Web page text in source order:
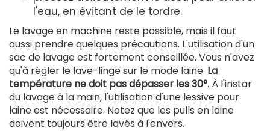
l'eau, en évitant de le tordre.
Le lavage en machine reste possible, mais il faut
aussi prendre quelques précautions. L'utilisation d'un
sac de lavage est fortement conseillée. Vous n'avez
qu'à régler le lave-linge sur le mode laine. La
température ne doit pas dépasser les 30°. À l'instar
du lavage à la main, l'utilisation d'une lessive pour
laine est nécessaire. Notez que les pulls en laine
doivent toujours être lavés à l'envers.